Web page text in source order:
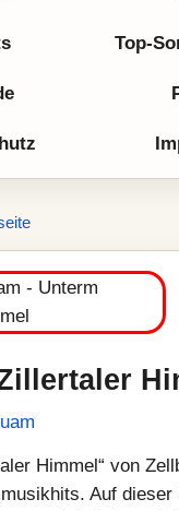
Top-
Himmel“ von
Auf dieser